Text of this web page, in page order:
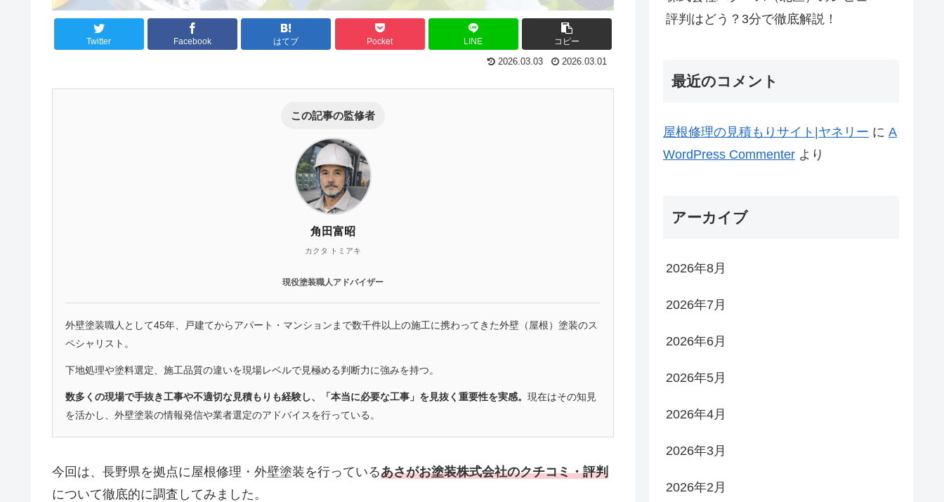
Twitter Facebook はてブ Pocket LINE コピー
2026.03.03 2026.03.01
この記事の監修者
角田富昭
カクタ トミアキ
現役塗装職人アドバイザー
外壁塗装職人として45年、戸建てからアパート・マンションまで数千件以上の施工に携わってきた外壁（屋根）塗装のス
ペシャリスト。
下地処理や塗料選定、施工品質の違いを現場レベルで見極める判断力に強みを持つ。
数多くの現場で手抜き工事や不適切な見積もりも経験し、「本当に必要な工事」を見抜く重要性を実感。 現在はその知見
を活かし、外壁塗装の情報発信や業者選定のアドバイスを行っている。
今回は、長野県を拠点に屋根修理・外壁塗装を行っているあさがお塗装株式会社のクチコミ・評判
について徹底的に調査してみました。
評判はどう？3分で徹底解説！
最近のコメント
屋根修理の見積もりサイト|ヤネリー に A
WordPress Commenter より
アーカイブ
2026年8月
2026年7月
2026年6月
2026年5月
2026年4月
2026年3月
2026年2月